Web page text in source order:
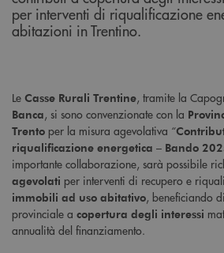
per interventi di riqualificazione
abitazioni in Trentino.
Le Casse Rurali Trentine, tramite la
Banca, si sono convenzionate con la
Trento per la misura agevolativa “
riqualificazione energetica – Bando
importante collaborazione, sarà possibile
agevolati per interventi di recupero e
immobili ad uso abitativo, beneficiando
provinciale a copertura degli interessi
annualità del finanziamento.